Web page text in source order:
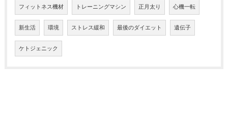
フィットネス機材 トレーニングマシン 正月太り 心機一転
新生活 環境 ストレス緩和 最後のダイエット 遺伝子
ケトジェニック